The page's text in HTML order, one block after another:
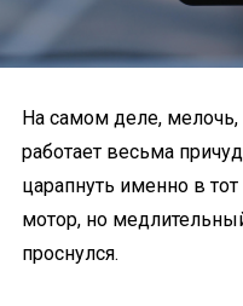
На самом деле, мелочь,
работает весьма
царапнуть именно в
мотор, но
проснулся.